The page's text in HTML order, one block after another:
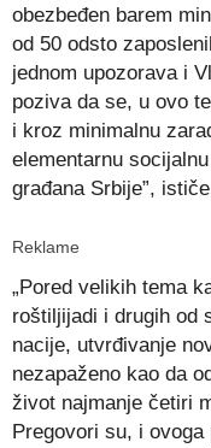
obezbeđen barem
od 50 odsto
jednom upozorava i
poziva da se, u ovo
i kroz minimalnu
elementarnu
građana Srbije”,
Reklame
„Pored velikih tema
roštiljijadi i drugih od
nacije, utvrđivanje
nezapaženo kao da
život najmanje četiri
Pregovori su, i